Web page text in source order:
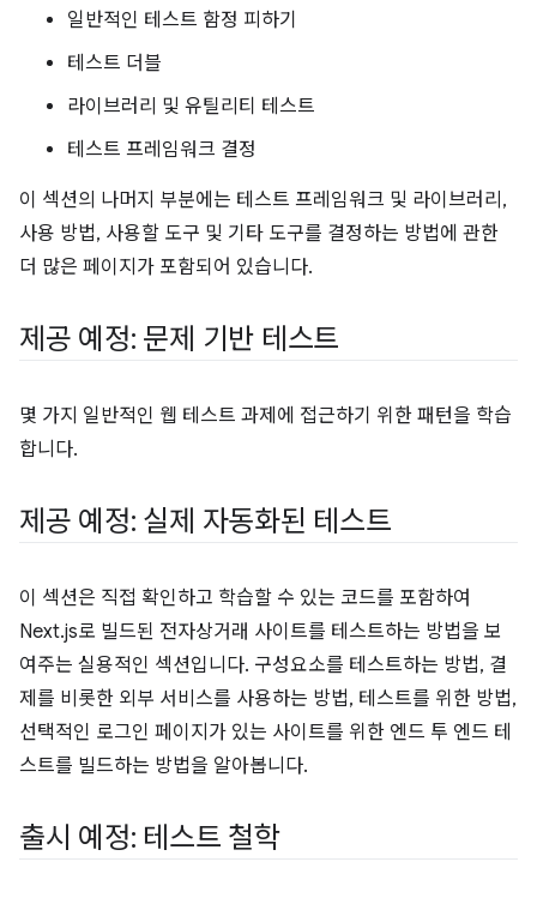
일반적인 테스트 함정 피하기
테스트 더블
라이브러리 및 유틸리티 테스트
테스트 프레임워크 결정
이 섹션의 나머지 부분에는 테스트 프레임워크 및 라이브러리,
사용 방법, 사용할 도구 및 기타 도구를 결정하는 방법에 관한
더 많은 페이지가 포함되어 있습니다.
제공 예정: 문제 기반 테스트
몇 가지 일반적인 웹 테스트 과제에 접근하기 위한 패턴을 학습
합니다.
제공 예정: 실제 자동화된 테스트
이 섹션은 직접 확인하고 학습할 수 있는 코드를 포함하여
Next.js로 빌드된 전자상거래 사이트를 테스트하는 방법을 보
여주는 실용적인 섹션입니다. 구성요소를 테스트하는 방법, 결
제를 비롯한 외부 서비스를 사용하는 방법, 테스트를 위한 방법,
선택적인 로그인 페이지가 있는 사이트를 위한 엔드 투 엔드 테
스트를 빌드하는 방법을 알아봅니다.
출시 예정: 테스트 철학